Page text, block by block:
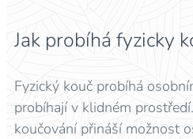
Jak probíhá fyzicky
Fyzický kouč probíhá
probíhají v klidném
koučování přináší možnost